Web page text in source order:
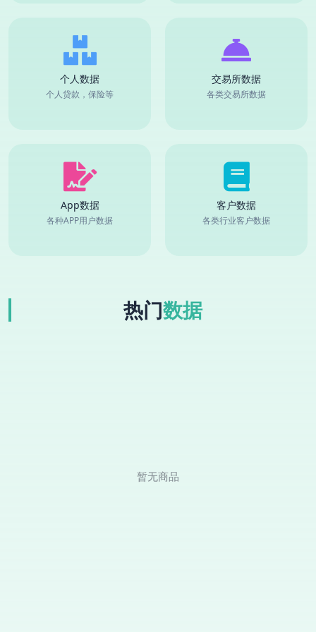
个人数据
个人贷款，保险等
交易所数据
各类交易所数据
App数据
各种APP用户数据
客户数据
各类行业客户数据
热门数据
暂无商品